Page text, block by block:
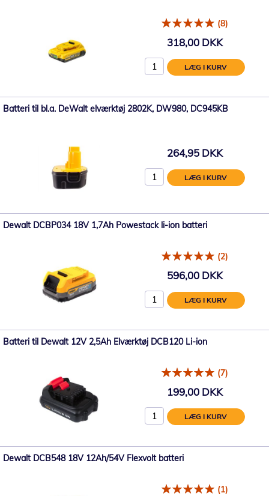
(8)
318,00 DKK
LÆG I KURV
Batteri til bl.a. DeWalt elværktøj 2802K, DW980, DC945KB
264,95 DKK
LÆG I KURV
Dewalt DCBP034 18V 1,7Ah Powestack li-ion batteri
(2)
596,00 DKK
LÆG I KURV
Batteri til Dewalt 12V 2,5Ah Elværktøj DCB120 Li-ion
(7)
199,00 DKK
LÆG I KURV
Dewalt DCB548 18V 12Ah/54V Flexvolt batteri
(1)